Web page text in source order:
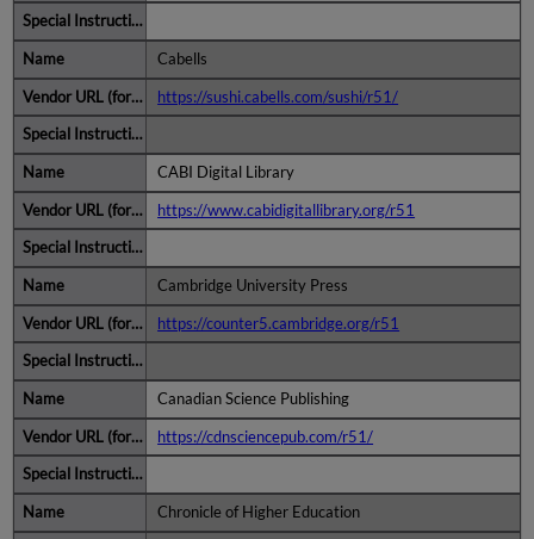
Cabells
https://sushi.cabells.com/sushi/r51/
CABI Digital Library
https://www.cabidigitallibrary.org/r51
Cambridge University Press
https://counter5.cambridge.org/r51
Canadian Science Publishing
https://cdnsciencepub.com/r51/
Chronicle of Higher Education